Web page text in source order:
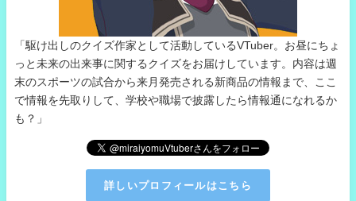
「駆け出しのクイズ作家として活動しているVTuber。お昼にちょ
っと未来の出来事に関するクイズをお届けしています。内容は週
末のスポーツの試合から来月発売される新商品の情報まで、ここ
で情報を先取りして、学校や職場で披露したら情報通になれるか
も？」
詳しいプロフィールはこちら